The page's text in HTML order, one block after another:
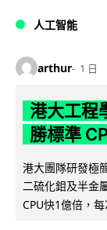
人工智能
arthur 1 日
港大工程
勝標準
港大團隊研發極
二硫化鉬及半金
CPU快1億倍，